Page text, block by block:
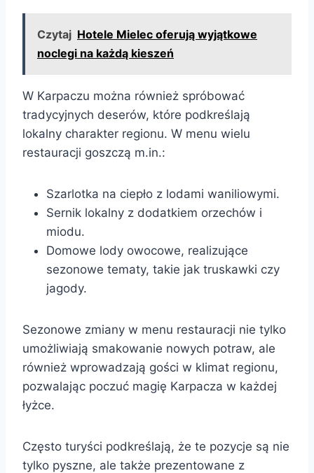
Czytaj Hotele Mielec oferują wyjątkowe
noclegi na każdą kieszeń
W Karpaczu można również spróbować
tradycyjnych deserów, które podkreślają
lokalny charakter regionu. W menu wielu
restauracji goszczą m.in.:
Szarlotka na ciepło z lodami waniliowymi.
Sernik lokalny z dodatkiem orzechów i
miodu.
Domowe lody owocowe, realizujące
sezonowe tematy, takie jak truskawki czy
jagody.
Sezonowe zmiany w menu restauracji nie tylko
umożliwiają smakowanie nowych potraw, ale
również wprowadzają gości w klimat regionu,
pozwalając poczuć magię Karpacza w każdej
łyżce.
Często turyści podkreślają, że te pozycje są nie
tylko pyszne, ale także prezentowane z